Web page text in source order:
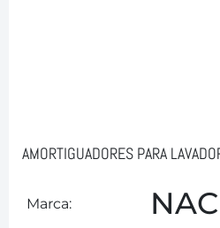
AMORTIGUADORES PARA
Marca: